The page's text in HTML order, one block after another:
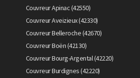
Couvreur Apinac (42550)
Couvreur Aveizieux (42330)
Couvreur Belleroche (42670)
Couvreur Boën (42130)
Couvreur Bourg-Argental (42220)
Couvreur Burdignes (42220)